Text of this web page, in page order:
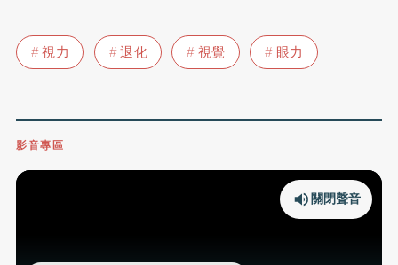
視力 退化 視覺 眼力
影音專區
關閉聲音